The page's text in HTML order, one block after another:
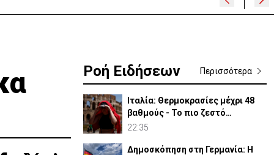
Ροή Ειδήσεων Περισσότερα
Ιταλία: Θερμοκρασίες μέχρι 48
βαθμούς - Το πιο ζεστό
καλοκαίρι των 100 χρόνων
22:35
Δημοσκόπηση στη Γερμανία: Η